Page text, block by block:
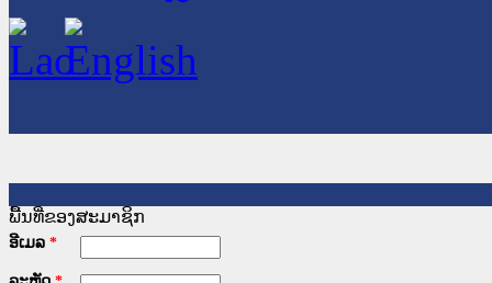
ພື້ນທີ່ຂອງສະມາຊິກ
ອີເມລ *